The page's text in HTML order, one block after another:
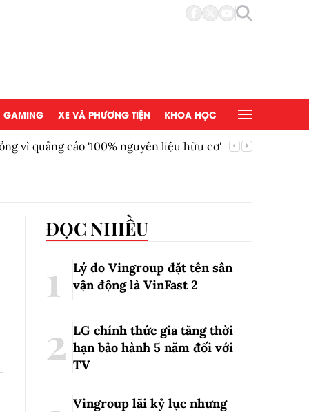
GAMING XE VÀ PHƯƠNG TIỆN KHOA HỌC
vì quảng cáo '100% nguyên liệu hữu cơ'
ĐỌC NHIỀU
Lý do Vingroup đặt tên sân
vận động là VinFast2
LG chính thức gia tăng thời
hạn bảo hành 5 năm đối với
TV
Vingroup lãi kỷ lục nhưng